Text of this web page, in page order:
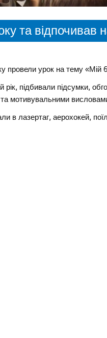
та відпочивав
провели урок на тему «Мій
підбивали підсумки,
мотивувальними
в лазертаг, аерохокей,